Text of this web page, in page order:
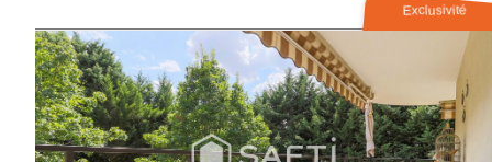
Exclusivité